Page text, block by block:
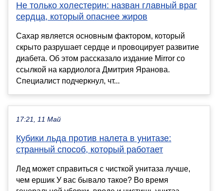
Не только холестерин: назван главный враг
сердца, который опаснее жиров
Сахар является основным фактором, который
скрыто разрушает сердце и провоцирует развитие
диабета. Об этом рассказало издание Mirror со
ссылкой на кардиолога Дмитрия Яранова.
Специалист подчеркнул, чт...
17:21, 11 Май
Кубики льда против налета в унитазе:
странный способ, который работает
Лед может справиться с чисткой унитаза лучше,
чем ершик У вас бывало такое? Во время